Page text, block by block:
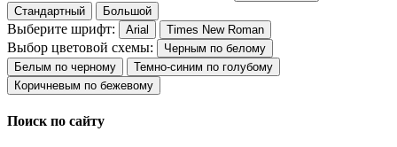
Стандартный
Большой
Выберите шрифт: Arial Times New Roman
Выбор цветовой схемы:
Черным по белому
Белым по черному
Темно-синим по голубому
Коричневым по бежевому
Поиск по сайту